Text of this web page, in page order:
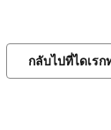
กลับไปที่ไดเร